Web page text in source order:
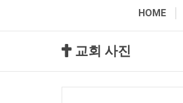
HOME
교회 사진